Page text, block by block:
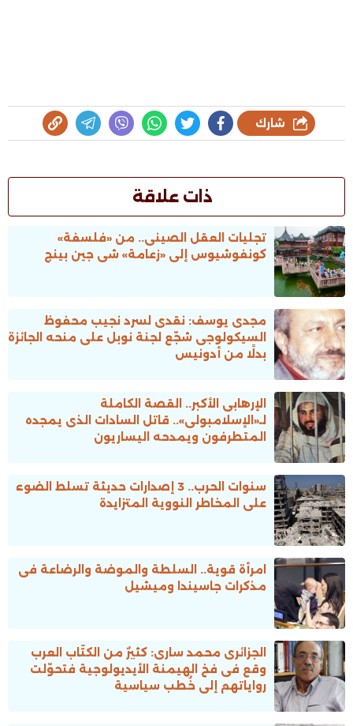
شارك
ذات علاقة
تجليات العقل الصينى.. من «فلسفة»
كونفوشيوس إلى «زعامة» شى جين بينج
مجدى يوسف: نقدى لسرد نجيب محفوظ
السيكولوجى شجّع لجنة نوبل على منحه الجائزة
بدلًا من أدونيس
الإرهابى الأكبر.. القصة الكاملة
لـ«الإسلامبولى».. قاتل السادات الذى يمجده
المتطرفون ويمدحه اليساريون
سنوات الحرب.. 3 إصدارات حديثة تسلط الضوء
على المخاطر النووية المتزايدة
امرأة قوية.. السلطة والموضة والرضاعة فى
مذكرات جاسيندا وميشيل
الجزائرى محمد سارى: كثيرٌ من الكتّاب العرب
وقع فى فخ الهيمنة الأيديولوجية فتحوّلت
رواياتهم إلى خُطب سياسية